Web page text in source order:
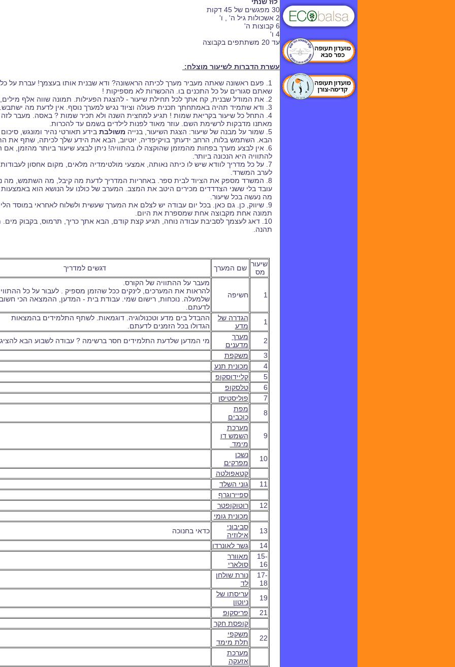
30 מפגשים של 45 דקות
2 אשכולות גיל ה' , ו'
6 קבוצות ה'
4 ו'
עד 20 משתתפים בקבוצה
עשרת הדברות לשיעור מוצלח:
1. פעם ראשונה שאתה מעביר מערך לכיתה הראשונה? ודא שבנית אותו בעצמך! עברת על
שאתם סגורים על כל התכנים בו. ההכשרות לא מספיקות !
2. את המודל שבנית, קח אתך לכל תחילת שיעור - להצגת הפעילות. תמונה שווה אלף מילים, תחשוב כמה מודל שווה.
3. ודא שתמיד תהיה באמתחתך תכנית פעולה וציוד נגיש למערך נוסף. אין לדעת מה ישתבש.
4. התחל כל שיעור בקריאת שמות ! תגיע למחצית השנה ולא תכיר שמות ? באסה. מעבר
מאתנו מדבקות לרשימת השם. עוזר מאוד לפנות לילדים בשמם עד להכרות.
5. שמור על מבנה של שיעור: הצגת השיעור, בנייה
משולבת בידע תאורטי נהיר ומונגש,
הבא. השתמש בלוח, הרחב ידעתך בויקיפדיה, יוטיוב, הבא את הידע שלך לכיתה, שתף את
6. אין לבצע מערך בפחות מהמזמן שהוקצה לו בהתוויה! ניתן לבצע שיעור ביותר מהזמן,
להתוויה היא הנכונה ביותר.
7. על כל מדריך לוודא שיש לו כיתה נאותה, אמצעי מולטימדיה מלאים, מקום אחסון
לערב המשרד.
8. המשרד מספק את הציוד לבית ספר. באחריות המדריך לדעת מה קיבל, מה השתמש, מה
עובד בלי ששני הצדדדים מכירים היטב את המצב. המערב של כולנו על הנושא הוא
מה נעשה בכל שיעור.
9. שיווק, כן. גם כאן. בכל יום עבודה יש לצלם את המערך שעשית ולשלוח לאחראי במוסד
תמונה אחת מקבוצה אחת שמספרת את היום.
10. דאג לעצמך לסביבת עבודה נוחה, תגיע קצת קודם, הבא אתך כריך, תרמוס, בקבוק
תהנה.
שיעור
מס
שם המערך דגשים למדריך
1 חשיפה
מעבר על ההתוויה של הקורס.
להראות את המערכים, לינקים ככל שהזמן מספיק . לעבור על כל
שלמעלה. נוכחות, רישום שמי. עבודת בית - המדען, ההמצאה הכי
לדעתם.
1
הגדרה של
מדע
ההבדל בים מדע וטכנולוגיה. דוגמאות. לשתף התלמידים בהמצאות
הגדולו בכל הזמנים לדעתם.
2
מערך
מדענים
מי המדען שלדעת התלמידים חסר ברשימה ? עבודה לשבוע הבא
3
משקפת
4
מכונית תנע
5
קליידוסקופ
6
טלסקופ
7
פוליסטיסן
8
מפת
כוכבים
9
מערכת
השמש דו
מימד
10
נשכן
מפרקים
קטאפולטה
11
גוני השלד
ספיירוגרף
12
רוטוקופטר
מכונית גומי
13
סביבוני
אילוזיה
כדאי בחנוכה
14
גשר לאונרדו
15-
16
מאוורר
סולארי
17-
18
נורת שולחן
לד
19
עריסתו של
ניוטון
21
פריסקופ
קופסת חקר
22
משקפי
תלת מימד
מערכת
אזעקה